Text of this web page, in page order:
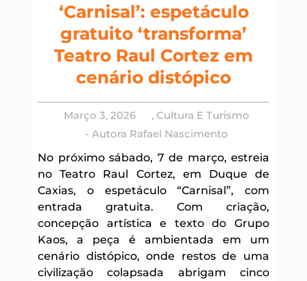
‘Carnisal’: espetáculo
gratuito ‘transforma’
Teatro Raul Cortez em
cenário distópico
Março 3, 2026 , Cultura E Turismo
- Autora Rafael Nascimento
No próximo sábado, 7 de março, estreia
no Teatro Raul Cortez, em Duque de
Caxias, o espetáculo “Carnisal”, com
entrada gratuita. Com criação,
concepção artística e texto do Grupo
Kaos, a peça é ambientada em um
cenário distópico, onde restos de uma
civilização colapsada abrigam cinco